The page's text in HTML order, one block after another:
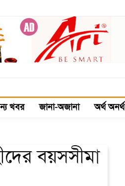
খবর জানা-অজানা অর্থ অনর্থ
বয়সসীমা